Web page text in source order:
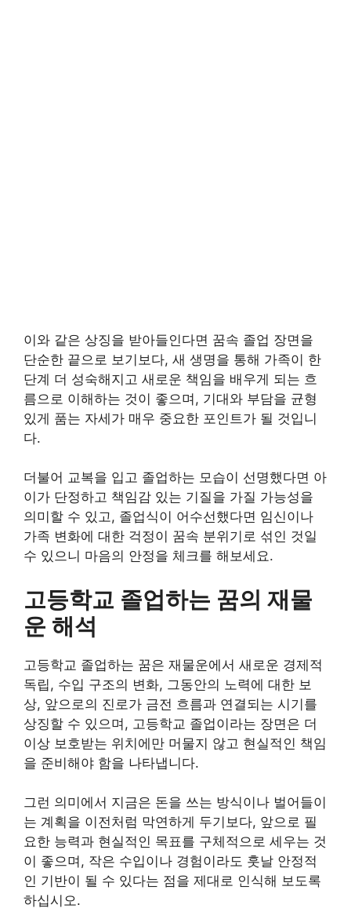
이와 같은 상징을 받아들인다면 꿈속 졸업 장면을
단순한 끝으로 보기보다, 새 생명을 통해 가족이 한
단계 더 성숙해지고 새로운 책임을 배우게 되는 흐
름으로 이해하는 것이 좋으며, 기대와 부담을 균형
있게 품는 자세가 매우 중요한 포인트가 될 것입니
다.
더불어 교복을 입고 졸업하는 모습이 선명했다면 아
이가 단정하고 책임감 있는 기질을 가질 가능성을
의미할 수 있고, 졸업식이 어수선했다면 임신이나
가족 변화에 대한 걱정이 꿈속 분위기로 섞인 것일
수 있으니 마음의 안정을 체크를 해보세요.
고등학교 졸업하는 꿈의 재물
운 해석
고등학교 졸업하는 꿈은 재물운에서 새로운 경제적
독립, 수입 구조의 변화, 그동안의 노력에 대한 보
상, 앞으로의 진로가 금전 흐름과 연결되는 시기를
상징할 수 있으며, 고등학교 졸업이라는 장면은 더
이상 보호받는 위치에만 머물지 않고 현실적인 책임
을 준비해야 함을 나타냅니다.
그런 의미에서 지금은 돈을 쓰는 방식이나 벌어들이
는 계획을 이전처럼 막연하게 두기보다, 앞으로 필
요한 능력과 현실적인 목표를 구체적으로 세우는 것
이 좋으며, 작은 수입이나 경험이라도 훗날 안정적
인 기반이 될 수 있다는 점을 제대로 인식해 보도록
하십시오.